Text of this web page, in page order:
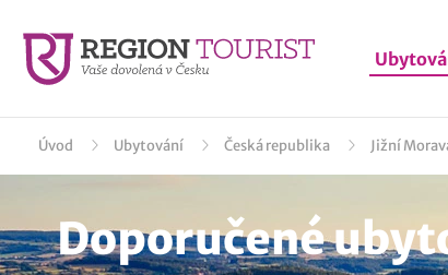
Úvod Ubytování Česká republika Jižní
Doporučené